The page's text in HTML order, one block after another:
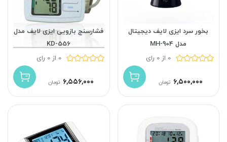
بخور سرد ایزی لایف دیجیتال
مدل MH-904
0 از 0 رای
۶,۵۰۰,۰۰۰ تومان
فشارسنج بازویی ایزی لایف مدل
KD-556
0 از 0 رای
۶,۵۵۶,۰۰۰ تومان